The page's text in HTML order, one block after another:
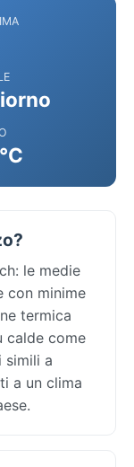
le medie
con minime
termica
calde come
simili a
a un clima